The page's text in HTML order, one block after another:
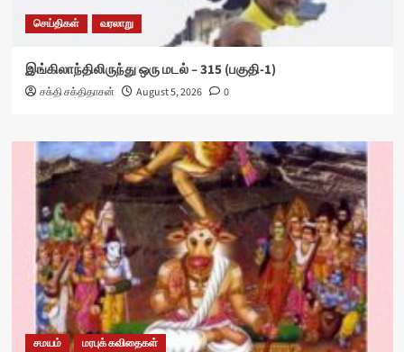
செய்திகள் வரலாறு
இங்கிலாந்திலிருந்து ஒரு மடல் – 315 (பகுதி-1)
சக்தி சக்திதாசன் August 5, 2026 0
சமயம் மரபுக் கவிதைகள்